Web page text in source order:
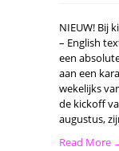
NIEUW! Bij
– English
een
aan een
wekelijks
de kickoff
augustus,
Read More